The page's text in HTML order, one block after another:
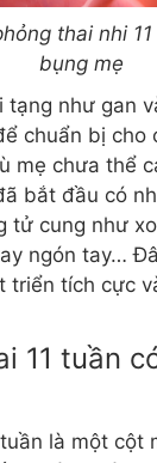
thai nhi
bụng mẹ
tạng như gan
chuẩn bị cho
mẹ chưa thể
bắt đầu có
tử cung như
ngón tay…
triển tích cực
11 tuần
là một cột